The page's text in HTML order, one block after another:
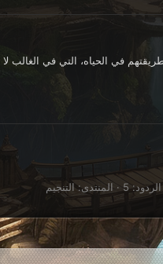
في الحياه، التي في
الردود: 5 المنتدى:التنجيم